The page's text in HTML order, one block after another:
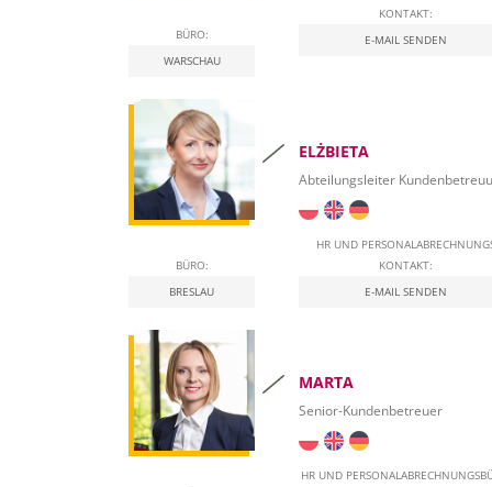
BÜRO:
WARSCHAU
KONTAKT:
E-MAIL SENDEN
BÜRO:
BRESLAU
ELŻBIETA
Abteilungsleiter
HR UND
KONTAKT:
E-MAIL SENDEN
MARTA
Senior-Kundenbetreuer
HR UND